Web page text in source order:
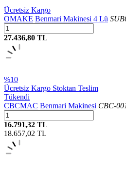
Ücretsiz Kargo
OMAKE Benmari Makinesi 4 Lü
27.436,80 TL
%10
Ücretsiz Kargo Stoktan Teslim
Tükendi
CBCMAC Benmari Makinesi CBC-
16.791,32 TL
18.657,02 TL